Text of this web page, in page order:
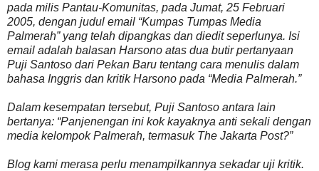
pada milis Pantau-Komunitas, pada Jumat, 25 Februari
2005, dengan judul email “Kumpas Tumpas Media
Palmerah” yang telah dipangkas dan diedit seperlunya. Isi
email adalah balasan Harsono atas dua butir pertanyaan
Puji Santoso dari Pekan Baru tentang cara menulis dalam
bahasa Inggris dan kritik Harsono pada “Media Palmerah.”
Dalam kesempatan tersebut, Puji Santoso antara lain
bertanya: “Panjenengan ini kok kayaknya anti sekali dengan
media kelompok Palmerah, termasuk The Jakarta Post?”
Blog kami merasa perlu menampilkannya sekadar uji kritik.